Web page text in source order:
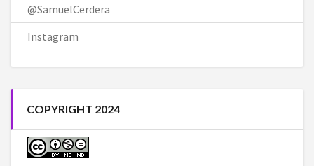
@SamuelCerdera
Instagram
COPYRIGHT 2024